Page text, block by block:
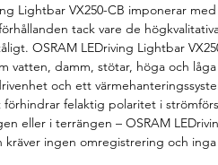
Lightbar VX250-CB imponerar
tack vare de
OSRAM LEDriving Lightbar
vatten, damm, stötar, höga och
och ett
förhindrar felaktig polaritet i
eller i terrängen – OSRAM
kräver ingen omregistrering och